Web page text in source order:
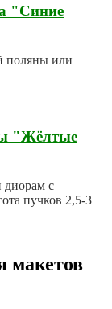
"Синие
поляны или
"Жёлтые
диорам с
пучков 2,5-3
макетов